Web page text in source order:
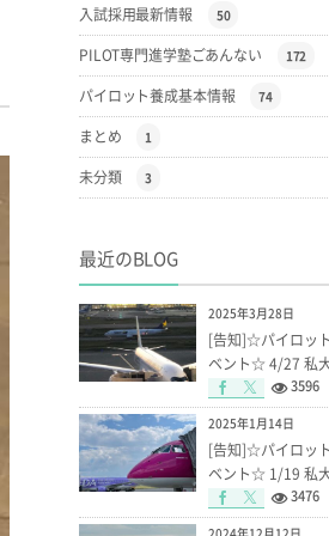
入試採用最新情報 50
PILOT専門進学塾ごあんない 172
パイロット養成基本情報 74
まとめ 1
未分類 3
最近のBLOG
2025年3月28日
[告知]☆パイロッ
ベント☆ 4/27 私
3596
2025年1月14日
[告知]☆パイロッ
ベント☆ 1/19 私
3476